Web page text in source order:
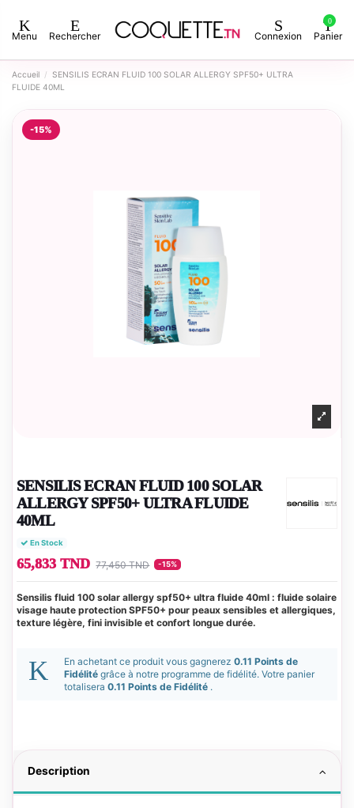
Menu Rechercher Connexion
0
Panier
Accueil
SENSILIS ECRAN FLUID 100 SOLAR ALLERGY SPF50+ ULTRA
FLUIDE 40ML
-15%
SENSILIS ECRAN FLUID 100 SOLAR
ALLERGY SPF50+ ULTRA FLUIDE
40ML
En Stock
65,833 TND 77,450 TND -15%
Sensilis fluid 100 solar allergy spf50+ ultra fluide 40ml : fluide solaire
visage haute protection SPF50+ pour peaux sensibles et allergiques,
texture légère, fini invisible et confort longue durée.
En achetant ce produit vous gagnerez 0.11 Points de
Fidélité grâce à notre programme de fidélité. Votre panier
totalisera 0.11 Points de Fidélité .
Description